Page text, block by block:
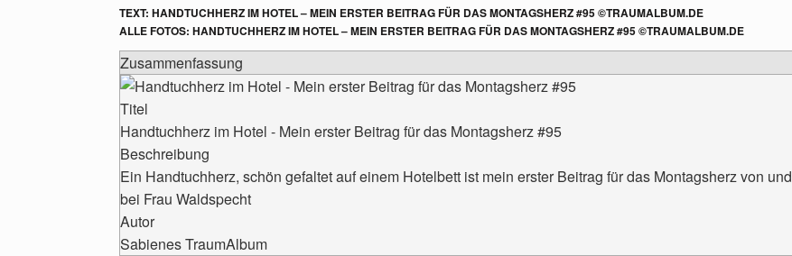
TEXT: HANDTUCHHERZ IM HOTEL – MEIN ERSTER BEITRAG FÜR DAS MONTAGSHERZ #95 ©TRAUMALBUM.DE
ALLE FOTOS: HANDTUCHHERZ IM HOTEL – MEIN ERSTER BEITRAG FÜR DAS MONTAGSHERZ #95 ©TRAUMALBUM.DE
Zusammenfassung
Titel
Handtuchherz im Hotel - Mein erster Beitrag für das Montagsherz #95
Beschreibung
Ein Handtuchherz, schön gefaltet auf einem Hotelbett ist mein erster Beitrag für das Montagsherz von und
bei Frau Waldspecht
Autor
Sabienes TraumAlbum